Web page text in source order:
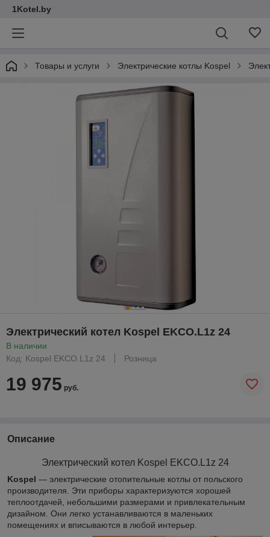
1Kotel.by
Товары и услуги Электрические котлы Kospel
Электрический котел Kospel EKCO.L1z 24
В наличии
Код: Kospel EKCO.L1z 24
Розница
19 975 руб.
Описание
Электрический котел Kospel EKCO.L1z 24
Kospel — электрические отопительные котлы от польского
производителя. Эти приборы характеризуются хорошей
теплоотдачей, небольшими размерами и привлекательным
дизайном. Они легко устанавливаются в маленьких
помещениях и вписываются в любой интерьер.